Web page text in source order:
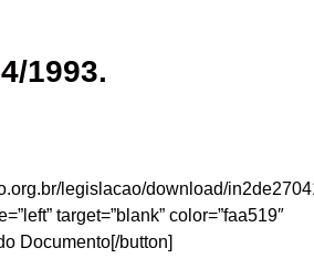
1993.
legislacao/download/
target=”blank” color=”faa519″
Documento[/button]